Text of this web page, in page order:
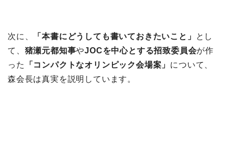
次に、 「本書にどうしても書いておきたいこと」
とし
て、 猪瀬元都知事やJOCを中心とする招致委員会が作
った
「コンパクトなオリンピック会場案」 について、
森会長は真実を説明しています。